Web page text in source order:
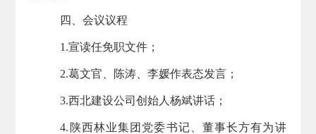
四、会议议程
1.宣读任免职文件；
2.葛文官、陈涛、李媛作表态发言；
3.西北建设公司创始人杨斌讲话；
4.陕西林业集团党委书记、董事长方有为讲